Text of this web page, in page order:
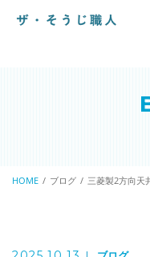
ザ・そうじ職人について
エアコンクリーニング
ハウスクリーニング
HOME ブログ 三菱製2方向天